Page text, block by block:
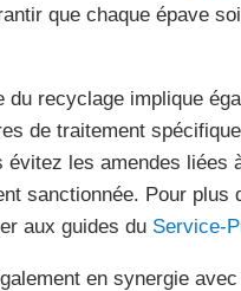
que chaque épave
du recyclage implique
de traitement
évitez les amendes liées
sanctionnée. Pour
aux guides du Service-
en synergie